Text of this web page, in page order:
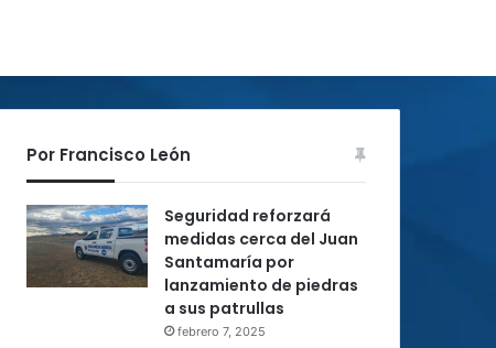
Por Francisco León
Seguridad reforzará
medidas cerca del Juan
Santamaría por
lanzamiento de piedras
a sus patrullas
febrero 7, 2025